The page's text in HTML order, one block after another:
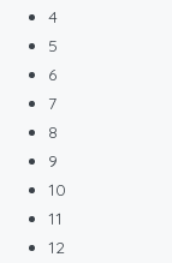
4
5
6
7
8
9
10
11
12